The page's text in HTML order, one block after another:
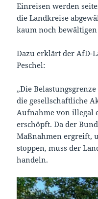
Einreisen werden
die Landkreise
kaum noch
Dazu erklärt der AfD-
Peschel:
„Die
die gesellschaftliche
Aufnahme von illegal
erschöpft. Da der
Maßnahmen ergreift,
stoppen, muss der
handeln.